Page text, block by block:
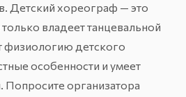
Детский хореограф — это
владеет танцевальной
физиологию детского
особенности и умеет
организатора